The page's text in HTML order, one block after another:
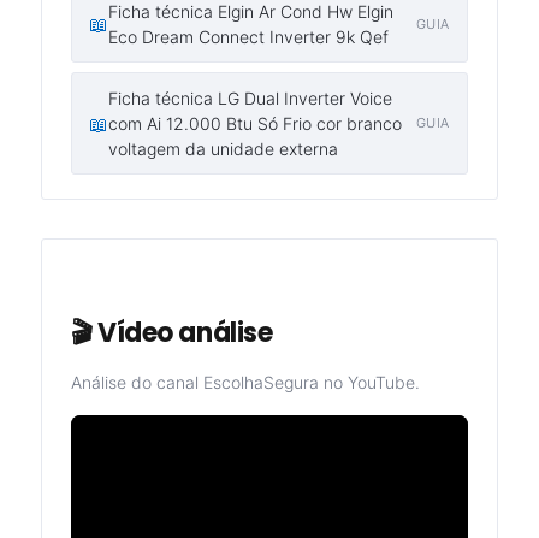
📖
Ficha técnica Elgin Ar Cond Hw Elgin
Eco Dream Connect Inverter 9k Qef
GUIA
📖
Ficha técnica LG Dual Inverter Voice
com Ai 12.000 Btu Só Frio cor branco
voltagem da unidade externa
GUIA
🎬 Vídeo análise
Análise do canal EscolhaSegura no YouTube.